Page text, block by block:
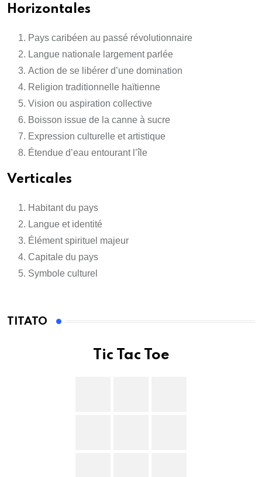
Horizontales
Pays caribéen au passé révolutionnaire
Langue nationale largement parlée
Action de se libérer d’une domination
Religion traditionnelle haïtienne
Vision ou aspiration collective
Boisson issue de la canne à sucre
Expression culturelle et artistique
Étendue d’eau entourant l’île
Verticales
Habitant du pays
Langue et identité
Élément spirituel majeur
Capitale du pays
Symbole culturel
TITATO
Tic Tac Toe